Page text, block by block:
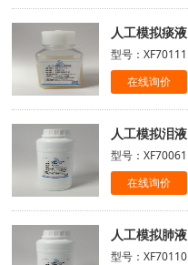
人工模拟痰液
型号：XF70111
在线询价
人工模拟泪液
型号：XF70061
在线询价
人工模拟肺液
型号：XF70110